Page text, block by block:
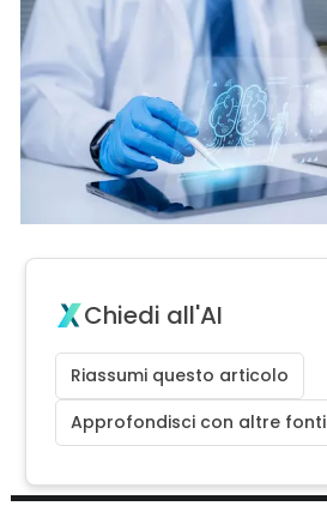
Chiedi all'AI
Riassumi questo articolo
Approfondisci con altre fonti